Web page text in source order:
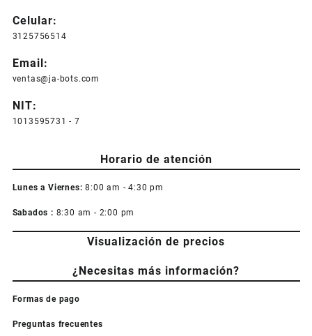
Celular:
3125756514
Email:
ventas@ja-bots.com
NIT:
1013595731 - 7
Horario de atención
Lunes a Viernes: 8:00 am - 4:30 pm
Sabados : 8:30 am - 2:00 pm
Visualización de precios
¿Necesitas más información?
Formas de pago
Preguntas frecuentes